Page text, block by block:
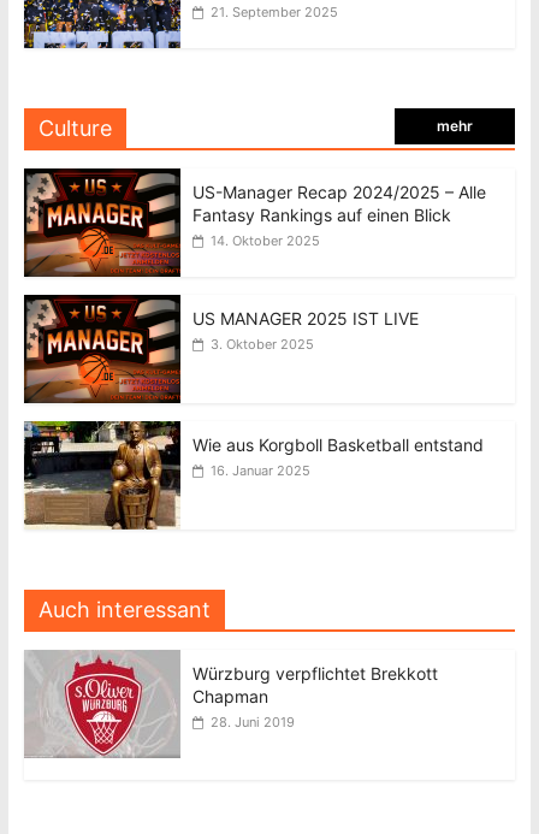
21. September 2025
Culture mehr
US-Manager Recap 2024/2025 – Alle
Fantasy Rankings auf einen Blick
14. Oktober 2025
US MANAGER 2025 IST LIVE
3. Oktober 2025
Wie aus Korgboll Basketball entstand
16. Januar 2025
Auch interessant
Würzburg verpflichtet Brekkott
Chapman
28. Juni 2019